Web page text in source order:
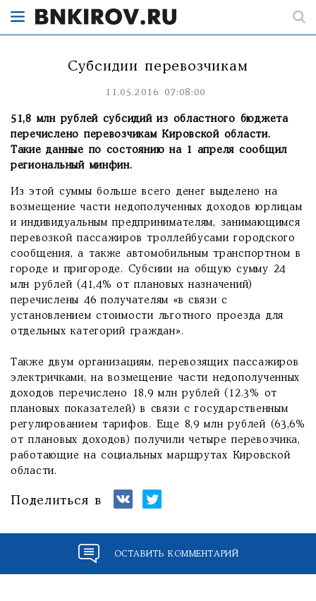
Субсидии перевозчикам
11.05.2016 07:08:00
51,8 млн рублей субсидий из областного бюджета
перечислено перевозчикам Кировской области.
Такие данные по состоянию на 1 апреля сообщил
региональный минфин.
Из этой суммы больше всего денег выделено на
возмещение части недополученных доходов юрлицам
и индивидуальным предпринимателям, занимающимся
перевозкой пассажиров троллейбусами городского
сообщения, а также автомобильным транспортном в
городе и пригороде. Субсиии на общую сумму 24
млн рублей (41,4% от плановых назначений)
перечислены 46 получателям «в связи с
установлением стоимости льготного проезда для
отдельных категорий граждан».
Также двум организациям, перевозящих пассажиров
электричками, на возмещение части недополученных
доходов перечислено 18,9 млн рублей (12.3% от
плановых показателей) в связи с государственным
регулированием тарифов. Еще 8,9 млн рублей (63,6%
от плановых доходов) получили четыре перевозчика,
работающие на социальных маршрутах Кировской
области.
Поделиться в
ОСТАВИТЬ КОММЕНТАРИЙ